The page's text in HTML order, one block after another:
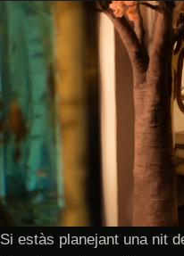
Si estàs planejant una nit